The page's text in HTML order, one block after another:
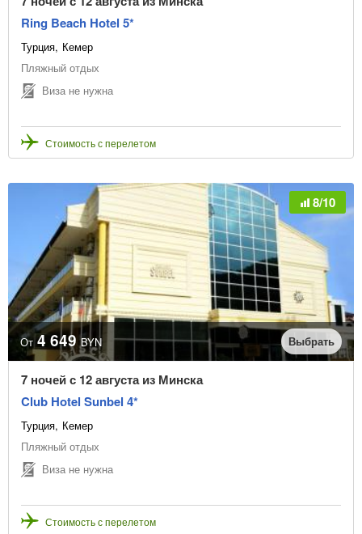
Ring Beach Hotel 5*
Турция Кемер
Пляжный отдых
Виза не нужна
Стоимость с перелетом
8/10
От 4 649 BYN Выбрать
7 ночей с 12 августа из Минска
Club Hotel Sunbel 4*
Турция Кемер
Пляжный отдых
Виза не нужна
Стоимость с перелетом